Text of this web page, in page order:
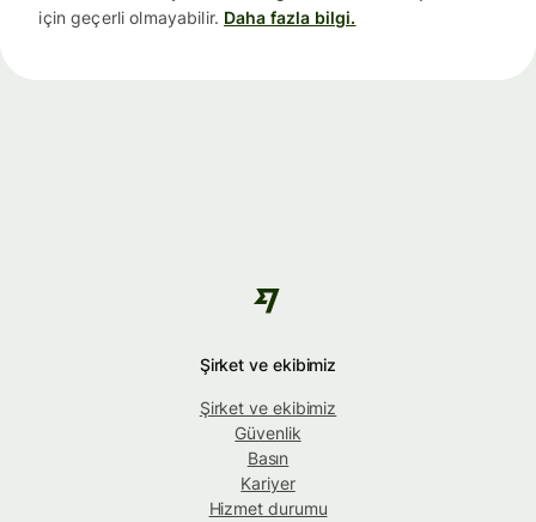
için geçerli olmayabilir. Daha fazla bilgi.
Şirket ve ekibimiz
Şirket ve ekibimiz
Güvenlik
Basın
Kariyer
Hizmet durumu